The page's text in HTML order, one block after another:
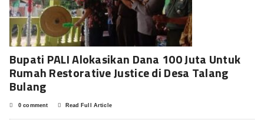
Bupati PALI Alokasikan Dana 100 Juta Untuk
Rumah Restorative Justice di Desa Talang
Bulang
0 comment Read Full Article